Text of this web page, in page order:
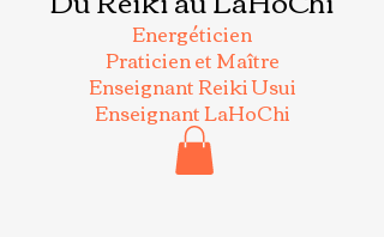
Energéticien
Praticien et Maître
Enseignant Reiki Usui
Enseignant LaHoChi